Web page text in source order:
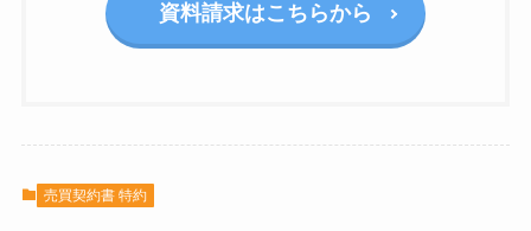
資料請求はこちらから
売買契約書 特約